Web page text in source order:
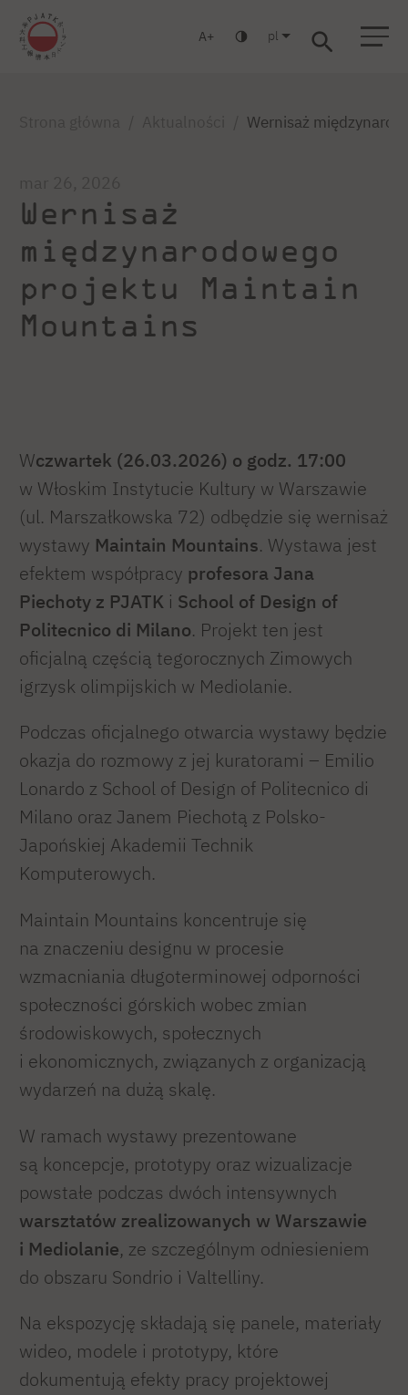
A pl
Wernisaż
Wernisaż
międzynarodowego
projektu Maintain
Mountains
Wczwartek (26.03.2026) o godz. 17:00
w Włoskim Instytucie Kultury w Warszawie
(ul. Marszałkowska 72) odbędzie się wernisaż
wystawy Maintain Mountains. Wystawa jest
efektem współpracy profesora Jana
Piechoty z PJATK i School of Design of
Politecnico di Milano. Projekt ten jest
oficjalną częścią tegorocznych Zimowych
igrzysk olimpijskich w Mediolanie.
Podczas oficjalnego otwarcia wystawy będzie
okazja do rozmowy z jej kuratorami – Emilio
Lonardo z School of Design of Politecnico di
Milano oraz Janem Piechotą z Polsko-
Japońskiej Akademii Technik
Komputerowych.
Maintain Mountains koncentruje się
na znaczeniu designu w procesie
wzmacniania długoterminowej odporności
społeczności górskich wobec zmian
środowiskowych, społecznych
i ekonomicznych, związanych z organizacją
wydarzeń na dużą skalę.
W ramach wystawy prezentowane
są koncepcje, prototypy oraz wizualizacje
powstałe podczas dwóch intensywnych
warsztatów zrealizowanych w Warszawie
i Mediolanie, ze szczególnym odniesieniem
do obszaru Sondrio i Valtelliny.
Na ekspozycję składają się panele, materiały
wideo, modele i prototypy, które
dokumentują efekty pracy projektowej